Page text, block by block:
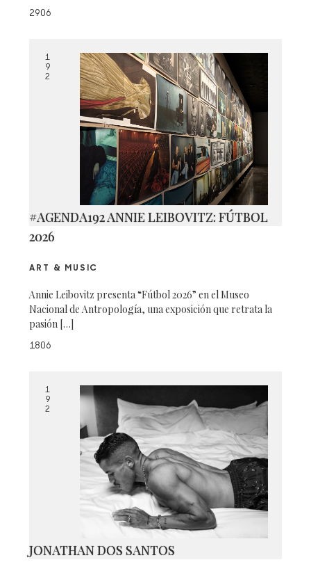
2906
1
9
2
#AGENDA192 ANNIE LEIBOVITZ: FÚTBOL
2026
ART & MUSIC
Annie Leibovitz presenta “Fútbol 2026” en el Museo
Nacional de Antropología, una exposición que retrata la
pasión […]
1806
1
9
2
JONATHAN DOS SANTOS